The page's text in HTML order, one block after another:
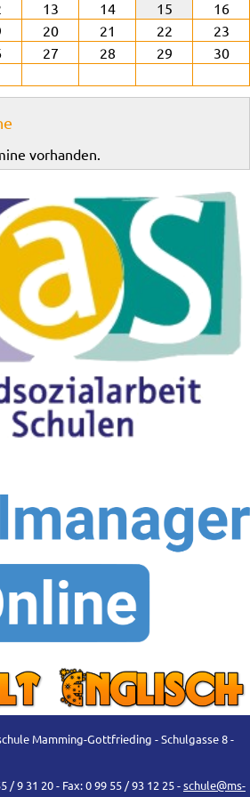
13 14 15
16
20 21 22
23
27 28 29
30
vorhanden.
Mamming-Gottfrieding - Schulgasse 8 -
/ 9 31 20 - Fax: 0 99 55 / 93 12 25 -schule@ms-